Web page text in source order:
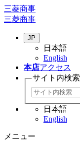
三菱商事
三菱商事
JP
日本語
English
本店アクセス
サイト内検索
日本語
English
メニュー